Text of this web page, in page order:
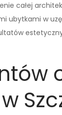
całej
ubytkami w